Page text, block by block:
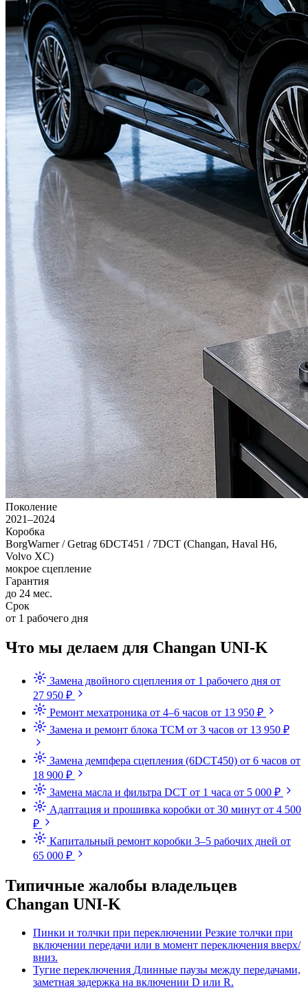
Поколение
2021–2024
Коробка
BorgWarner / Getrag 6DCT451 / 7DCT (Changan, Haval H6,
Volvo XC)
мокрое сцепление
Гарантия
до 24 мес.
Срок
от 1 рабочего дня
Что мы делаем для Changan UNI-K
Замена двойного сцепления от 1 рабочего дня от
27 950 ₽
Ремонт мехатроника от 4–6 часов от 13 950 ₽
Замена и ремонт блока TCM от 3 часов от 13 950 ₽
Замена демпфера сцепления (6DCT450) от 6 часов от
18 900 ₽
Замена масла и фильтра DCT от 1 часа от 5 000 ₽
Адаптация и прошивка коробки от 30 минут от 4 500
₽
Капитальный ремонт коробки 3–5 рабочих дней от
65 000 ₽
Типичные жалобы владельцев
Changan UNI-K
Пинки и толчки при переключении Резкие толчки при
включении передачи или в момент переключения вверх/
вниз.
Тугие переключения Длинные паузы между передачами,
заметная задержка на включении D или R.